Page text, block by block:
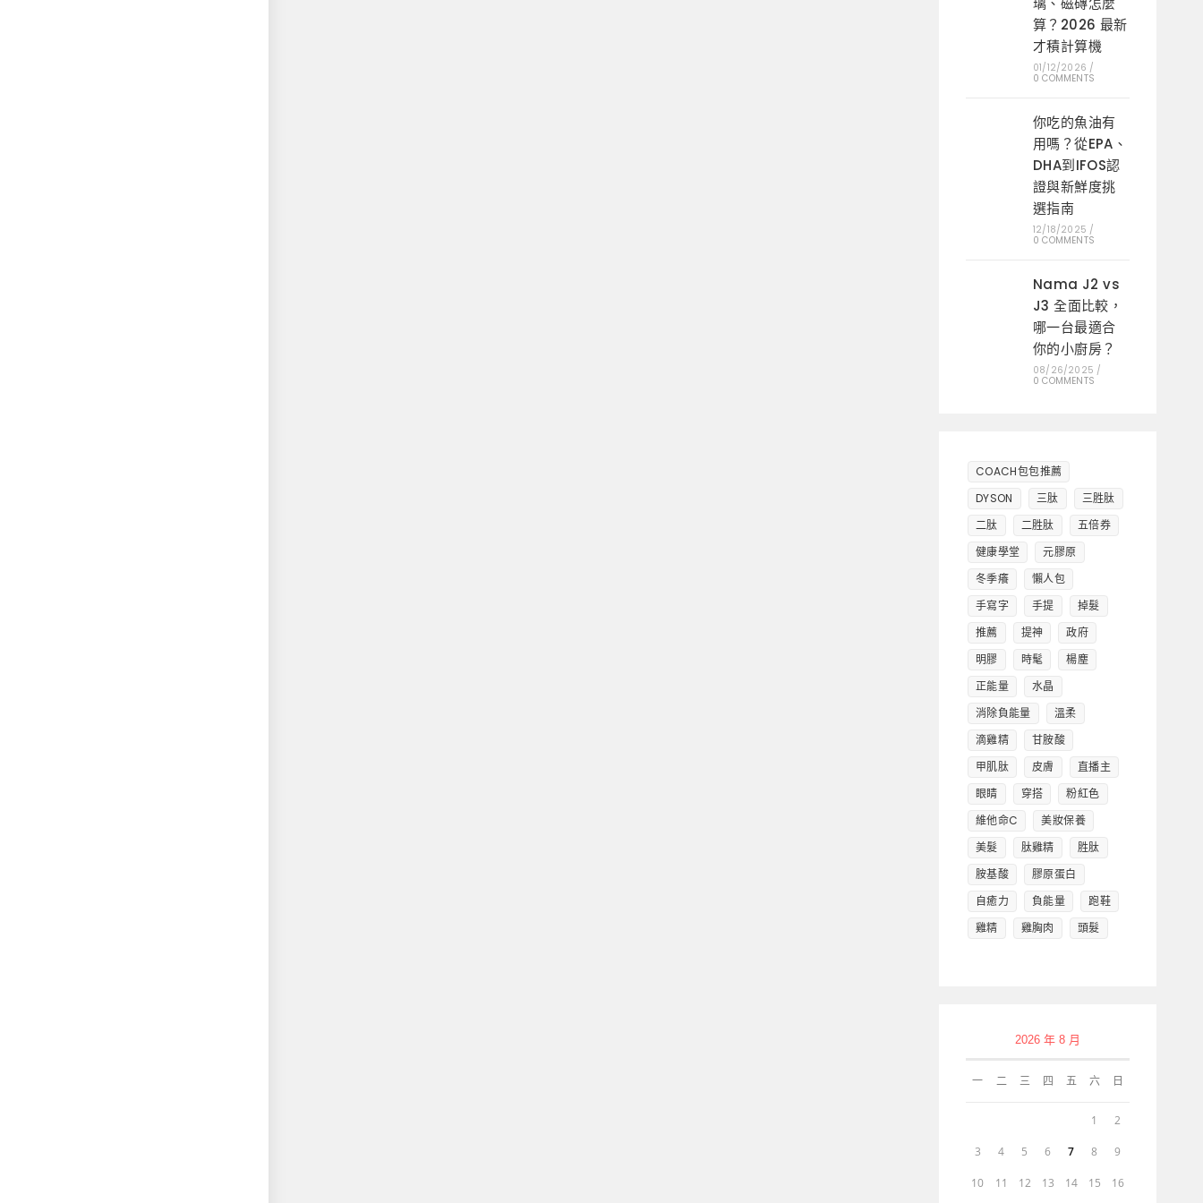
算？2026 最新
才積計算機
01/12/2026 /
0 COMMENTS
你吃的魚油有
用嗎？從EPA、
DHA到IFOS認
證與新鮮度挑
選指南
12/18/2025 /
0 COMMENTS
Nama J2 vs
J3 全面比較，
哪一台最適合
你的小廚房？
08/26/2025 /
0 COMMENTS
COACH包包推薦
DYSON
三肽
三胜肽
二肽
二胜肽
五倍券
健康學堂
元膠原
冬季癢
懶人包
手寫字
手提
掉髮
推薦
提神
政府
明膠
時髦
楊塵
正能量
水晶
消除負能量
溫柔
滴雞精
甘胺酸
甲肌肽
皮膚
直播主
眼睛
穿搭
粉紅色
維他命C
美妝保養
美髮
肽雞精
胜肽
胺基酸
膠原蛋白
自癒力
負能量
跑鞋
雞精
雞胸肉 頭髮
2026 年 8 月
一 二 三 四 五 六 日
1 2
3 4 5 6 7 8 9
10 11 12 13 14 15 16